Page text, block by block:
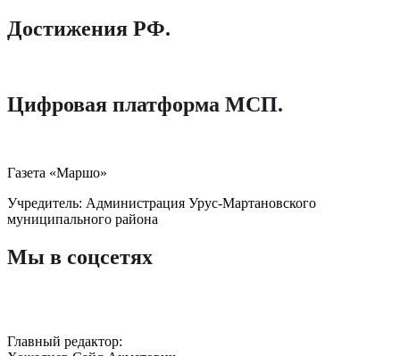
Достижения РФ.
Цифровая платформа МСП.
Газета «Маршо»
Учредитель: Администрация Урус-Мартановского
муниципального района
Мы в соцсетях
Главный редактор: